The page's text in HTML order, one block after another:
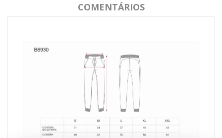
COMENTÁRIOS